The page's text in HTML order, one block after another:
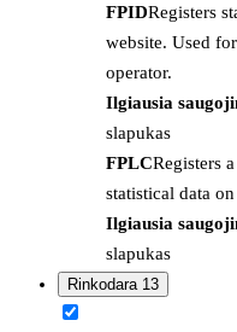
FPIDRegisters
website. Used
operator.
Ilgiausia
slapukas
FPLCRegisters
statistical data
Ilgiausia
slapukas
Rinkodara 13